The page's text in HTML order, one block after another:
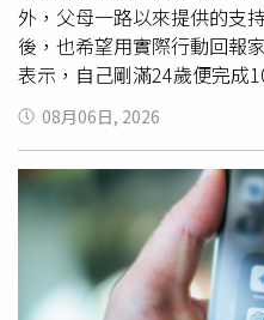
外，父母一路以來提供的支
後，也希望用實際行動回報
表示，自己剛滿24歲便完成
一路的過程，她坦言，最大
庭讓她在求學階段沒有背負
惱，因此能比許多同齡人更
時期大部分時間都與家人同
零用錢約500元，生活開銷
固定零用錢外，她也沒有
販售貼圖、卡片，並承接合
續存下，逐步累積出第一
08月06日, 2026